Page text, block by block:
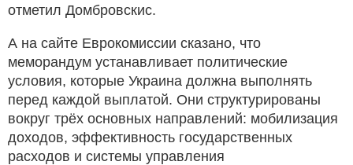
отметил Домбровскис.
А на сайте Еврокомиссии сказано, что
меморандум устанавливает политические
условия, которые Украина должна выполнять
перед каждой выплатой. Они структурированы
вокруг трёх основных направлений: мобилизация
доходов, эффективность государственных
расходов и системы управления